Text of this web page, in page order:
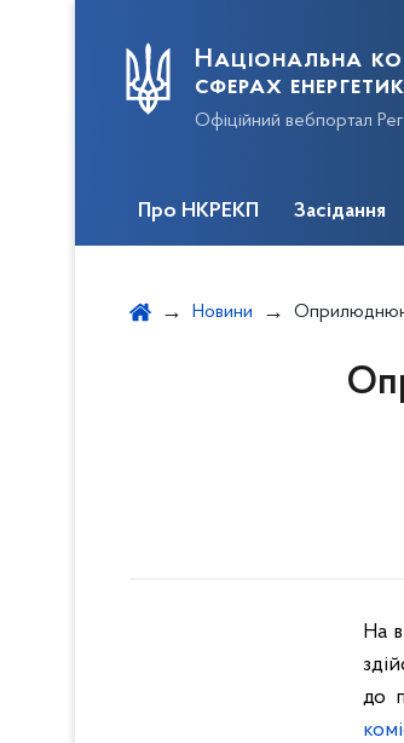
Національна
сферах
Офіційний вебпортал
Про НКРЕКП Засідання
Новини Оприлюднюються узагальнені зауваження та
На
до